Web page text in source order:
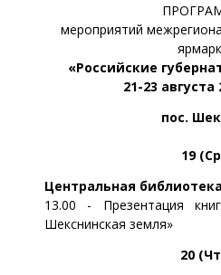
мероприятий
«Российские
21-23 августа
пос.
19
Центральная библиотека
13.00 - Презентация
Шекснинская земля»
20